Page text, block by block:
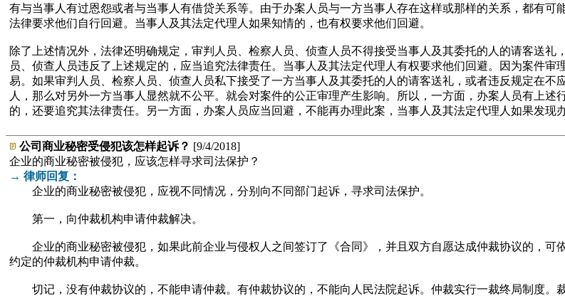
有与当事人有过恩怨或者与当事人有借贷关系等。由于办案人员与一方当事人存在这样或那样的关系，都有
法律要求他们自行回避。当事人及其法定代理人如果知情的，也有权要求他们回避。
除了上述情况外，法律还明确规定，审判人员、检察人员、侦查人员不得接受当事人及其委托的人的请客送
员、侦查人员违反了上述规定的，应当追究法律责任。当事人及其法定代理人有权要求他们回避。因为案件
易。如果审判人员、检察人员、侦查人员私下接受了一方当事人及其委托的人的请客送礼，或者违反规定在
人，那么对另外一方当事人显然就不公平。就会对案件的公正审理产生影响。所以，一方面，办案人员有上
的，还要追究其法律责任。另一方面，办案人员应当回避，不能再办理此案，当事人及其法定代理人如果发现
公司商业秘密受侵犯该怎样起诉？ [9/4/2018]
企业的商业秘密被侵犯，应该怎样寻求司法保护？
→ 律师回复：
企业的商业秘密被侵犯，应视不同情况，分别向不同部门起诉，寻求司法保护。
第一，向仲裁机构申请仲裁解决。
企业的商业秘密被侵犯，如果此前企业与侵权人之间签订了《合同》，并且双方自愿达成仲裁协议的，可
约定的仲裁机构申请仲裁。
切记，没有仲裁协议的，不能申请仲裁。有仲裁协议的，不能向人民法院起诉。仲裁实行一裁终局制度。